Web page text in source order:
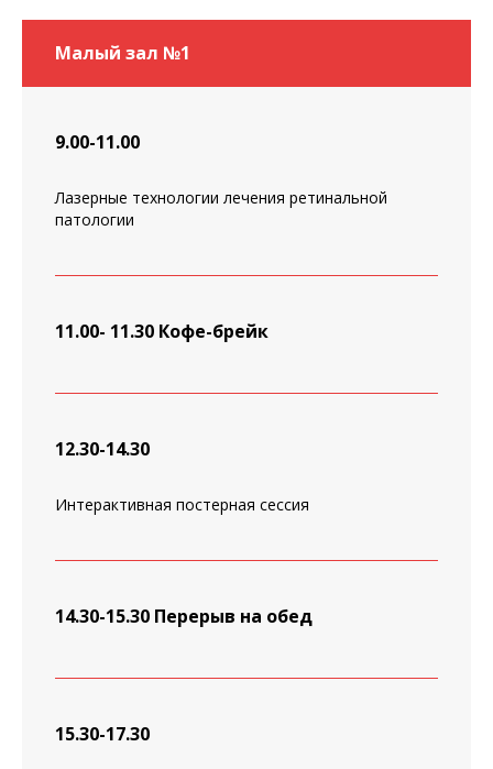
Малый зал №1
9.00-11.00
Лазерные технологии лечения ретинальной
патологии
11.00- 11.30 Кофе-брейк
12.30-14.30
Интерактивная постерная сессия
14.30-15.30 Перерыв на обед
15.30-17.30